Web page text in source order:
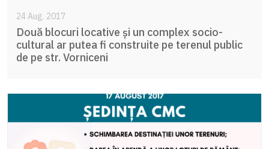
24 Aug. 2017
Două blocuri locative și un complex socio-
cultural ar putea fi construite pe terenul public
de pe str. Vorniceni